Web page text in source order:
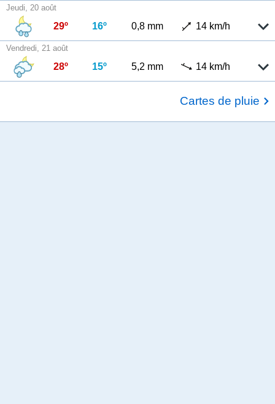
Jeudi, 20 août
29º 16º 0,8 mm 14 km/h
Vendredi, 21 août
28º 15º 5,2 mm 14 km/h
Cartes de pluie